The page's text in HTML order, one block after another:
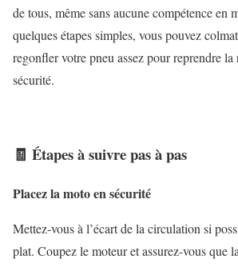
de tous, même sans aucune compétence en
quelques étapes simples, vous pouvez
regonfler votre pneu assez pour reprendre la
sécurité.
🧾 Étapes à suivre pas à pas
Placez la moto en sécurité
Mettez-vous à l’écart de la circulation si
plat. Coupez le moteur et assurez-vous que